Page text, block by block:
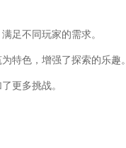
足不同玩家的需求。
特色，增强了探索的乐趣。
更多挑战。